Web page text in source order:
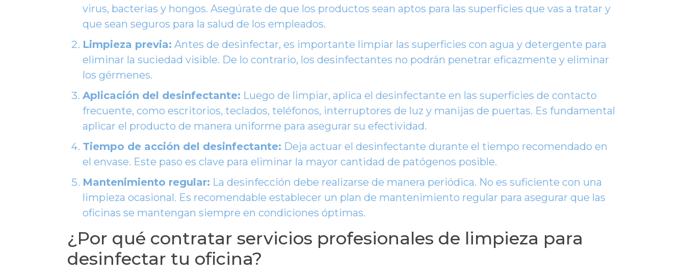
virus, bacterias y hongos. Asegúrate de que los productos sean aptos para las superficies que vas a tratar y
que sean seguros para la salud de los empleados.
Limpieza previa: Antes de desinfectar, es importante limpiar las superficies con agua y detergente para
eliminar la suciedad visible. De lo contrario, los desinfectantes no podrán penetrar eficazmente y eliminar
los gérmenes.
Aplicación del desinfectante: Luego de limpiar, aplica el desinfectante en las superficies de contacto
frecuente, como escritorios, teclados, teléfonos, interruptores de luz y manijas de puertas. Es fundamental
aplicar el producto de manera uniforme para asegurar su efectividad.
Tiempo de acción del desinfectante: Deja actuar el desinfectante durante el tiempo recomendado en
el envase. Este paso es clave para eliminar la mayor cantidad de patógenos posible.
Mantenimiento regular: La desinfección debe realizarse de manera periódica. No es suficiente con una
limpieza ocasional. Es recomendable establecer un plan de mantenimiento regular para asegurar que las
oficinas se mantengan siempre en condiciones óptimas.
¿Por qué contratar servicios profesionales de limpieza para
desinfectar tu oficina?